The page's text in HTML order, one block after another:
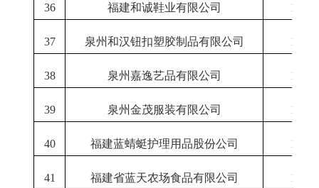
36 福建和诚鞋业有限公司 1-12
37 泉州和汉钮扣塑胶制品有限公司 1-12
38 泉州嘉逸艺品有限公司 1-12
39 泉州金茂服装有限公司 1-12
40 福建蓝蜻蜓护理用品股份公司 1-12
41 福建省蓝天农场食品有限公司 1-12